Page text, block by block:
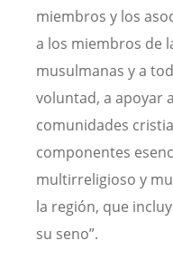
miembros y los
a los miembros de
musulmanas y a
voluntad, a apoyar
comunidades
componentes
multirreligioso y
la región, que
su seno”.